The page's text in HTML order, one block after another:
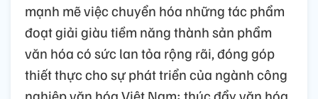
mạnh mẽ việc chuyển hóa những tác phẩm
đoạt giải giàu tiềm năng thành sản phẩm
văn hóa có sức lan tỏa rộng rãi, đóng góp
thiết thực cho sự phát triển của ngành công